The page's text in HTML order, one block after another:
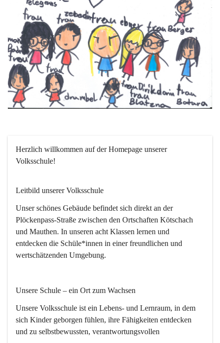
Herzlich willkommen auf der Homepage unserer
Volksschule!
Leitbild unserer Volksschule
Unser schönes Gebäude befindet sich direkt an der
Plöckenpass-Straße zwischen den Ortschaften Kötschach
und Mauthen. In unseren acht Klassen lernen und
entdecken die Schüle*innen in einer freundlichen und
wertschätzenden Umgebung.
Unsere Schule – ein Ort zum Wachsen
Unsere Volksschule ist ein Lebens- und Lernraum, in dem
sich Kinder geborgen fühlen, ihre Fähigkeiten entdecken
und zu selbstbewussten, verantwortungsvollen